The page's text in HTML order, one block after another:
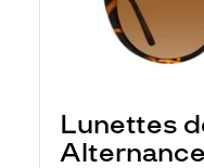
Lunettes
Alternance